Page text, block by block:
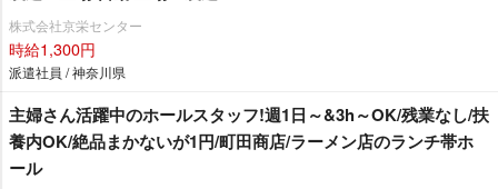
株式会社京栄センター
時給1,300円
派遣社員 / 神奈川県
主婦さん活躍中のホールスタッフ!週1日～&3h～OK/残業なし/扶
養内OK/絶品まかないが1円/町田商店/ラーメン店のランチ帯ホ
ール